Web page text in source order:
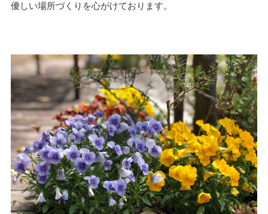
優しい場所づくりを心がけております。